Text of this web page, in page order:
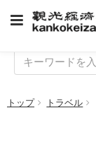
トップ トラベル